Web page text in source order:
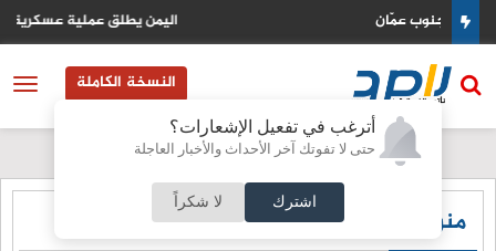
أترغب في تفعيل الإشعارات؟
حتى لا تفوتك آخر الأحداث والأخبار العاجلة
اشترك لا شكراً
اليمن يطلق عملية عسكرية واسعة لردع تصعيد الحوثيين
النسخة الكاملة
منوعات